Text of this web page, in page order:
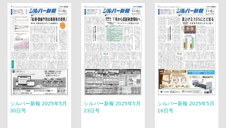
シルバー新報 2025年5月
30日号
シルバー新報 2025年5月
23日号
シルバー新報 2025年5月
16日号